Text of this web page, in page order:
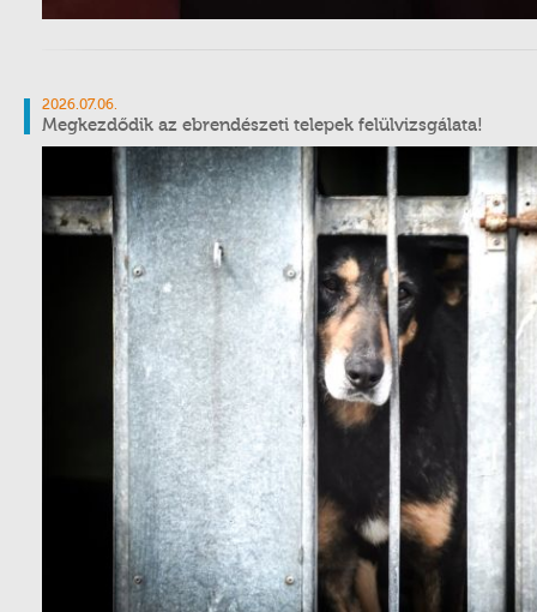
2026.07.06.
Megkezdődik az ebrendészeti telepek felülvizsgálata!